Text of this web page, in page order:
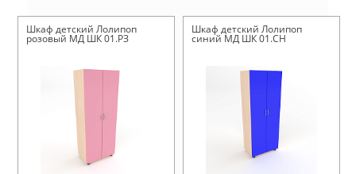
Шкаф детский Лолипоп
розовый МД ШК 01.РЗ
Шкаф детский Лолипоп
синий МД ШК 01.СН